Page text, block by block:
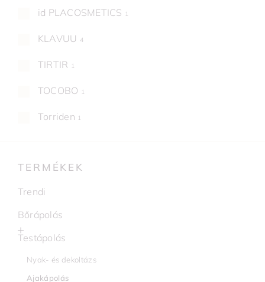
id PLACOSMETICS 1
KLAVUU 4
TIRTIR 1
TOCOBO 1
Torriden 1
TERMÉKEK
Trendi
Bőrápolás
Testápolás
Nyak- és dekoltázs
Ajakápolás